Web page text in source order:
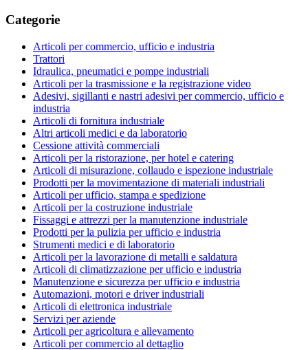
Categorie
Articoli per commercio, ufficio e industria
Trattori
Idraulica, pneumatici e pompe industriali
Articoli per la trasmissione e la registrazione video
Adesivi, sigillanti e nastri adesivi per commercio, ufficio e
industria
Articoli di fornitura industriale
Altri articoli medici e da laboratorio
Cessione attività commerciali
Articoli per la ristorazione, per hotel e catering
Articoli di misurazione, collaudo e ispezione industriale
Prodotti per la movimentazione di materiali industriali
Articoli per ufficio, stampa e spedizione
Articoli per la costruzione industriale
Fissaggi e attrezzi per la manutenzione industriale
Prodotti per la pulizia per ufficio e industria
Strumenti medici e di laboratorio
Articoli per la lavorazione di metalli e saldatura
Articoli di climatizzazione per ufficio e industria
Manutenzione e sicurezza per ufficio e industria
Automazioni, motori e driver industriali
Articoli di elettronica industriale
Servizi per aziende
Articoli per agricoltura e allevamento
Articoli per commercio al dettaglio